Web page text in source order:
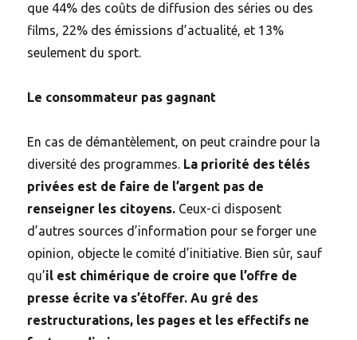
que 44% des coûts de diffusion des séries ou des
films, 22% des émissions d’actualité, et 13%
seulement du sport.
Le consommateur pas gagnant
En cas de démantèlement, on peut craindre pour la
diversité des programmes. La priorité des télés
privées est de faire de l’argent pas de
renseigner les citoyens. Ceux-ci disposent
d’autres sources d’information pour se forger une
opinion, objecte le comité d’initiative. Bien sûr, sauf
qu’il est chimérique de croire que l’offre de
presse écrite va s’étoffer. Au gré des
restructurations, les pages et les effectifs ne